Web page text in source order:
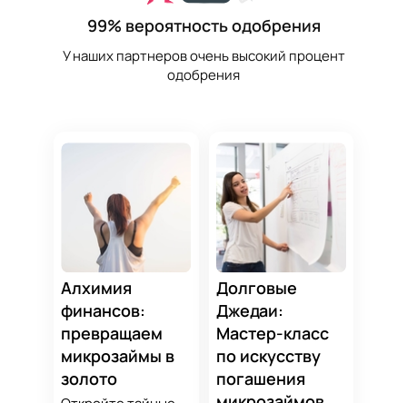
99% вероятность одобрения
У наших партнеров очень высокий процент
одобрения
Алхимия
финансов:
превращаем
микрозаймы в
золото
Долговые
Джедаи:
Мастер-класс
по искусству
погашения